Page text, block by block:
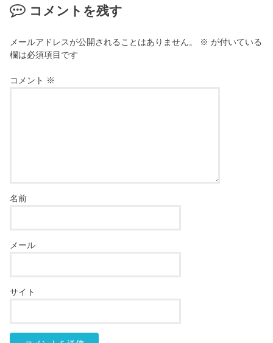
コメントを残す
メールアドレスが公開されることはありません。 ※ が付いている
欄は必須項目です
コメント ※
名前
メール
サイト